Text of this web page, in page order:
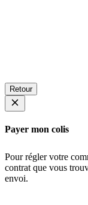
Retour
Payer mon colis
Pour régler votre
contrat que vous
envoi.